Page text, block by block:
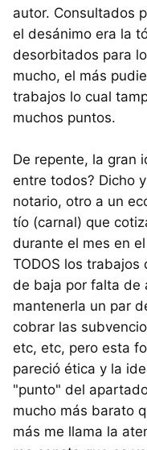
autor. Consultados
el desánimo era la
desorbitados para
mucho, el más
trabajos lo cual
muchos puntos.
De repente, la gran
entre todos? Dicho
notario, otro a un
tío (carnal) que
durante el mes en
TODOS los trabajos
de baja por falta de
mantenerla un par
cobrar las
etc, etc, pero esta
pareció ética y la
"punto" del
mucho más barato
más me llama la